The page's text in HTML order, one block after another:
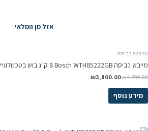
אזל מן המלאי
מייבשי כביסה
מייבש כביסה Bosch WTH85222GB ‏8 ‏ק"ג בוש בטכנולוגיית Heat Pump
₪4,890.00
₪3,800.00
מידע נוסף